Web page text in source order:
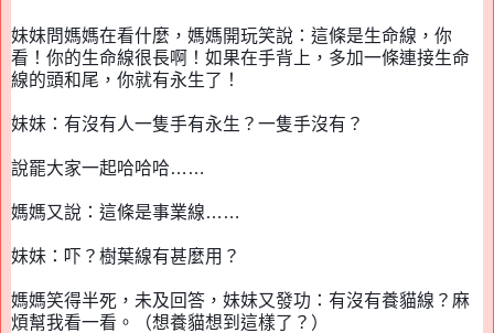
妹妹問媽媽在看什麼，媽媽開玩笑說：這條是生命線，你
看！你的生命線很長啊！如果在手背上，多加一條連接生命
線的頭和尾，你就有永生了！
妹妹：有沒有人一隻手有永生？一隻手沒有？
說罷大家一起哈哈哈……
媽媽又說：這條是事業線……
妹妹：吓？樹葉線有甚麼用？
媽媽笑得半死，未及回答，妹妹又發功：有沒有養貓線？麻
煩幫我看一看。（想養貓想到這樣了？）